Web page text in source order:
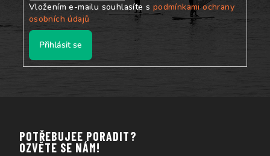
Vložením e-mailu souhlasíte s podmínkami ochrany
osobních údajů
Přihlásit se
POTŘEBUJEE PORADIT?
OZVĚTE SE NÁM!